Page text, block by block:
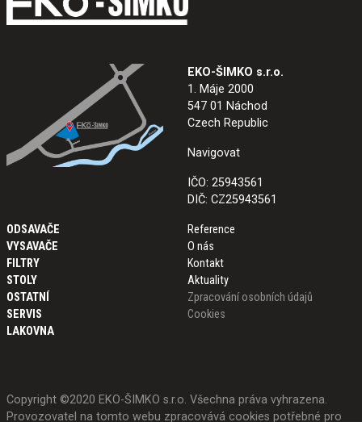
EKO-ŠIMKO s.r.o.
1. Máje 2000
547 01 Náchod
Czech Republic
Navigovat
IČO: 25943561
DIČ: CZ25943561
ODSAVAČE
VYSAVAČE
FILTRY
STOLY
OSTATNÍ
SERVIS
LAKOVNA
Reference
O nás
Kontakt
Aktuality
Zpracování osobních údajů
Cookies
Copyright ©2020 EKO-ŠIMKO s.r.o. Všechna práva vyhrazena.
Provozovatel na tomto webu zpracovává cookies potřebné pro